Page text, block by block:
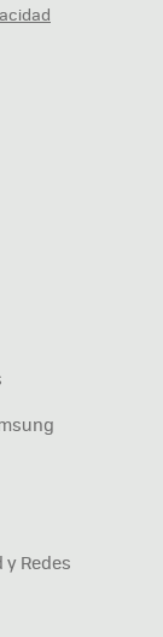
y Redes